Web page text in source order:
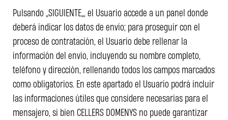
Pulsando ”SIGUIENTE”, el Usuario accede a un panel donde
deberá indicar los datos de envío; para proseguir con el
proceso de contratación, el Usuario debe rellenar la
información del envío, incluyendo su nombre completo,
teléfono y dirección, rellenando todos los campos marcados
como obligatorios. En este apartado el Usuario podrá incluir
las informaciones útiles que considere necesarias para el
mensajero, si bien CELLERS DOMENYS no puede garantizar